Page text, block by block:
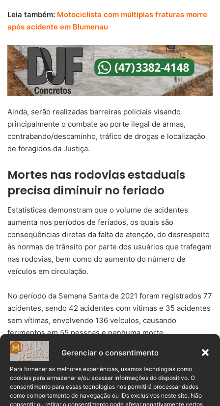
Gerenciar o consentimento
Para fornecer as melhores experiências, usamos tecnologias como
cookies para armazenar e/ou acessar informações do dispositivo. O
consentimento para essas tecnologias nos permitirá processar dados
como comportamento de navegação ou IDs exclusivos neste site. Não
consentir ou retirar o consentimento pode afetar negativamente certos
Leia também: Motociclista com múltiplas fraturas morre
após acidente em Blumenau
Ainda, serão realizadas barreiras policiais visando
principalmente o combate ao porte ilegal de armas,
contrabando/descaminho, tráfico de drogas e localização
de foragidos da Justiça.
Mortes nas rodovias estaduais
precisa diminuir no feriado
Estatísticas demonstram que o volume de acidentes
aumenta nos períodos de feriados, os quais são
conseqüências diretas da falta de atenção, do desrespeito
às normas de trânsito por parte dos usuários que trafegam
nas rodovias, bem como do aumento do número de
veículos em circulação.
No período da Semana Santa de 2021 foram registrados 77
acidentes, sendo 42 acidentes com vítimas e 35 acidentes
sem vítimas, envolvendo 136 veículos, causando
ferimentos em 55 pessoas e nenhuma morte.
Alertamos a todos os condutores para que, antes de viajar,
verifique as condições do seu veículo, tais como parte
mecânica, freios, sistema iluminação e pneus; e também
regularize seus documentos de porte obrigatório, evitando